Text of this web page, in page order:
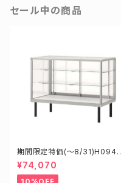
セール中の商品
期間限定特価(～8/31)H0945
0S W900D450H900mm 新
型業務用ガラスケース ショーケ
ース
¥74,070